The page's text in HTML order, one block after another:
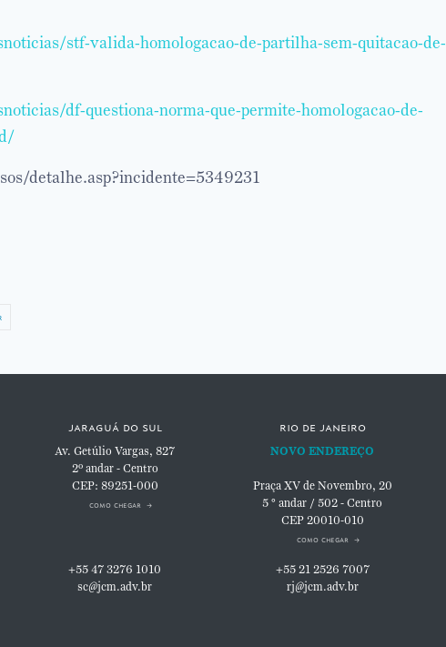
stf-valida-homologacao-de-partilha-sem-quitacao-de-
df-questiona-norma-que-permite-homologacao-de-
detalhe.asp?incidente=5349231
jaraguá do sul
Av. Getúlio Vargas, 827
2º andar - Centro
CEP: 89251-000
como chegar
+55 47 3276 1010
sc@jcm.adv.br
rio de janeiro
NOVO ENDEREÇO
Praça XV de Novembro, 20
5 ° andar / 502 - Centro
CEP 20010-010
como chegar
+55 21 2526 7007
rj@jcm.adv.br